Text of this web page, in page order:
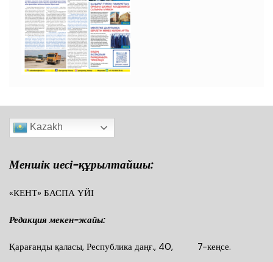
Kazakh
Меншік иесі-құрылтайшы:
«КЕНТ» БАСПА ҮЙІ
Редакция мекен-жайы:
Қарағанды қаласы, Республика даңғ., 40, 7-кеңсе.